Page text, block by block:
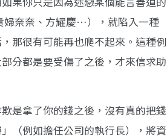
婦奈奈、方耀慶…），就陷入一種
那很有可能再也爬不起來。這種例
分都是要受傷了之後，才來信求助
是拿了你的錢之後，沒有真的把錢
」（例如擔任公司的執行長），將資